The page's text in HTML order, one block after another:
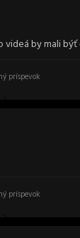
videá by mali
príspevok
príspevok